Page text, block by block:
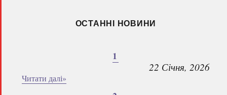
ОСТАННІ НОВИНИ
1
22 Січня, 2026
Читати далі»